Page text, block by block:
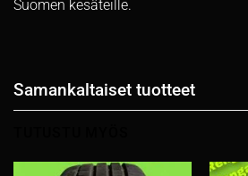
Suomen kesäteille.
Samankaltaiset tuotteet